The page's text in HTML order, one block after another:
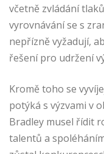
včetně zvládání
vyrovnávání se s
nepřízně vyžadují,
řešení pro udržení
Kromě toho se
potýká s výzvami v
Bradley musel řídit
talentů a